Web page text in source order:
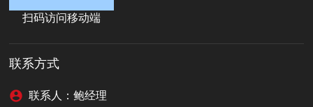
扫码访问移动端
联系方式
联系人：鲍经理